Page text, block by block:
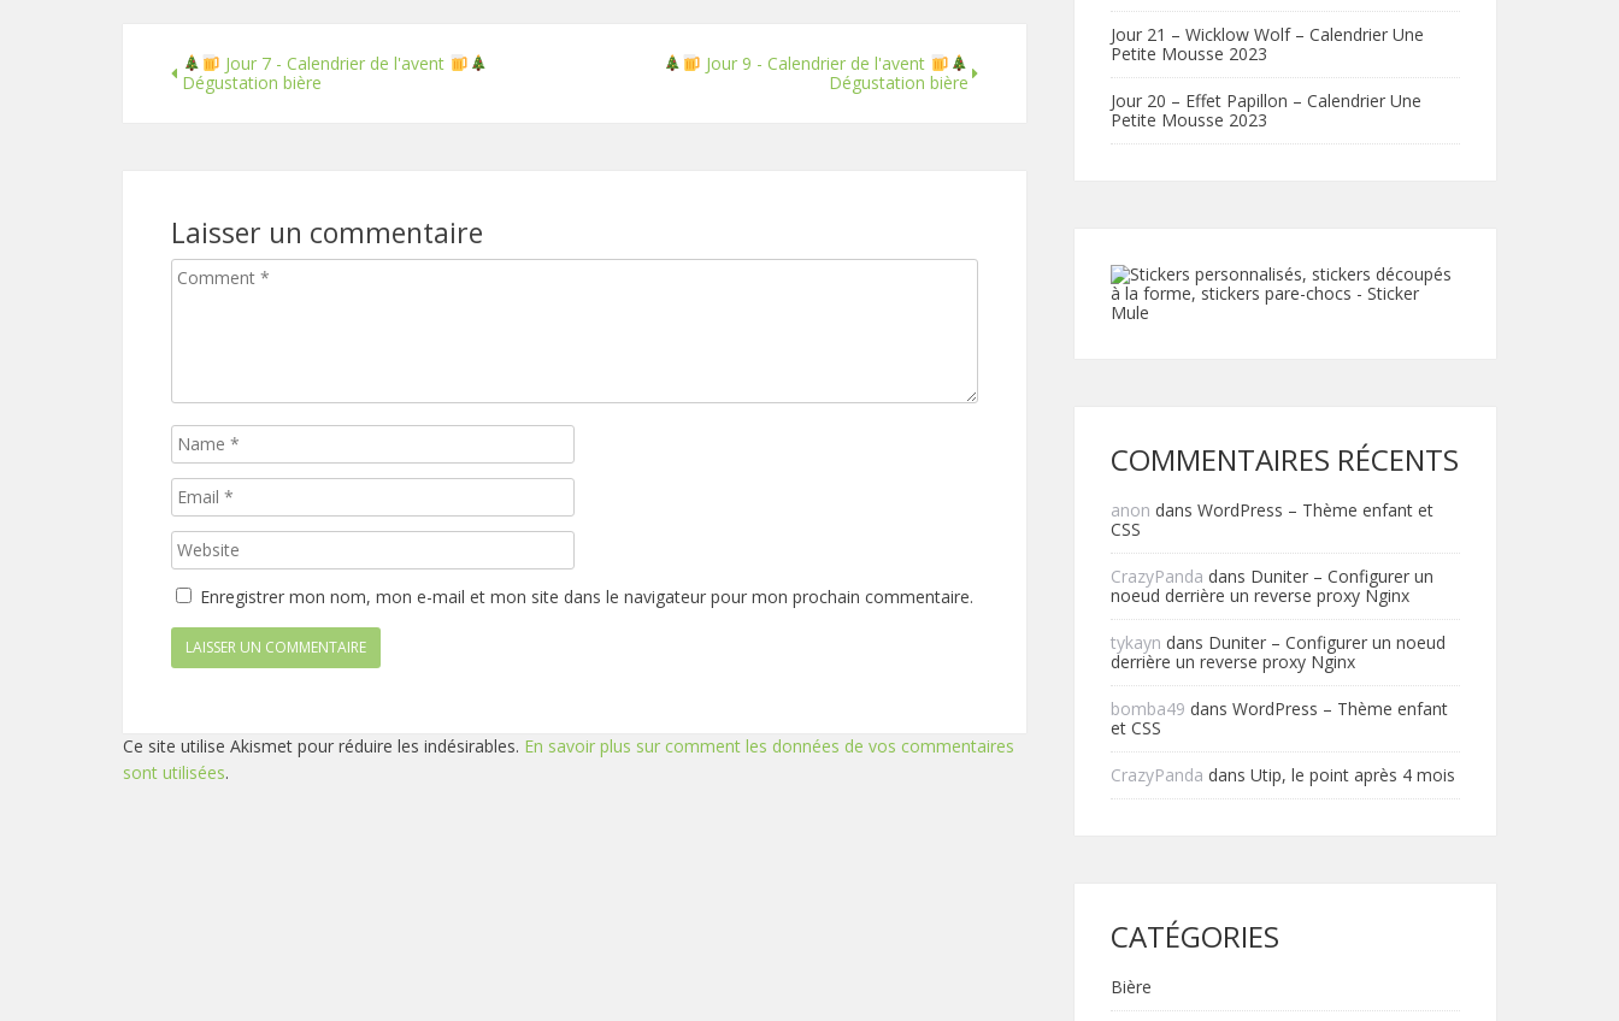
Jour 7 - Calendrier de l'avent
Dégustation bière
Jour 9 - Calendrier de l'avent
Dégustation bière
Laisser un commentaire
Enregistrer mon nom, mon e-mail et mon site dans le navigateur pour mon prochain commentaire.
Ce site utilise Akismet pour réduire les indésirables. En savoir plus sur comment les données de vos commentaires
sont utilisées.
Jour 21 – Wicklow Wolf – Calendrier Une
Petite Mousse 2023
Jour 20 – Effet Papillon – Calendrier Une
Petite Mousse 2023
COMMENTAIRES RÉCENTS
anon dans WordPress – Thème enfant et
CSS
CrazyPanda dans Duniter – Configurer un
noeud derrière un reverse proxy Nginx
tykayn dans Duniter – Configurer un noeud
derrière un reverse proxy Nginx
bomba49 dans WordPress – Thème enfant
et CSS
CrazyPanda dans Utip, le point après 4 mois
CATÉGORIES
Bière